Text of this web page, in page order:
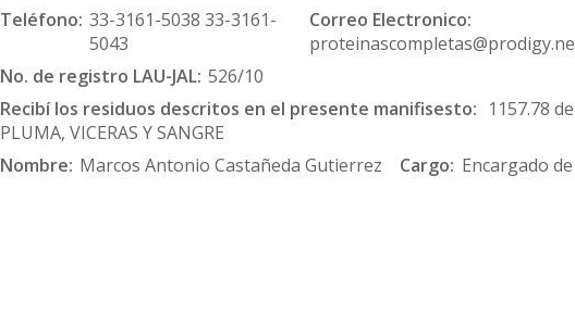
Teléfono: 33-3161-5038 33-3161-
5043
Correo Electronico:
No. de registro LAU-JAL: 526/10
Recibí los residuos descritos en el presente manifisesto: 1157.78
PLUMA, VICERAS Y SANGRE
Nombre: Marcos Antonio Castañeda Gutierrez Cargo: Encargado